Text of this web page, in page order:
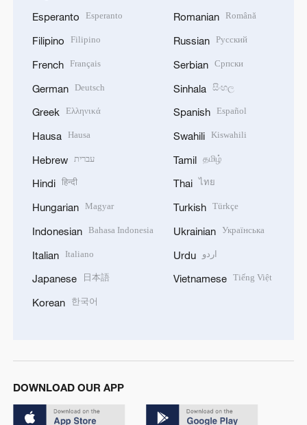
Esperanto Esperanto
Filipino Filipino
French Français
German Deutsch
Greek Ελληνικά
Hausa Hausa
Hebrew עברית
Hindi हिन्दी
Hungarian Magyar
Indonesian Bahasa Indonesia
Italian Italiano
Japanese 日本語
Korean 한국어
Romanian Română
Russian Русский
Serbian Српски
Sinhala සිංහල
Spanish Español
Swahili Kiswahili
Tamil தமிழ்
Thai ไทย
Turkish Türkçe
Ukrainian Українська
Urdu اردو
Vietnamese Tiếng Việt
DOWNLOAD OUR APP